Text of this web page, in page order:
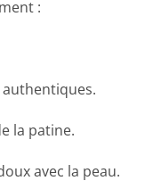
:
la patine.
avec la peau.